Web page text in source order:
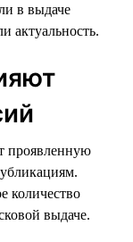
в выдаче
актуальность.
проявленную
количество
выдаче.